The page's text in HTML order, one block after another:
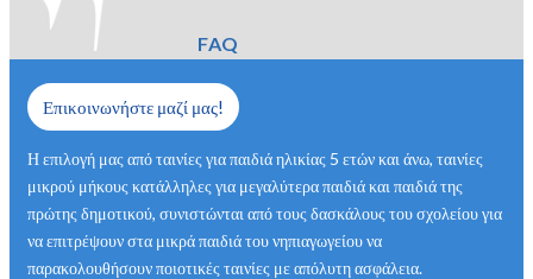
FAQ
Επικοινωνήστε μαζί μας!
Η επιλογή μας από ταινίες για παιδιά ηλικίας 5 ετών και άνω, ταινίες
μικρού μήκους κατάλληλες για μεγαλύτερα παιδιά και παιδιά της
πρώτης δημοτικού, συνιστώνται από τους δασκάλους του σχολείου για
να επιτρέψουν στα μικρά παιδιά του νηπιαγωγείου να
παρακολουθήσουν ποιοτικές ταινίες με απόλυτη ασφάλεια.